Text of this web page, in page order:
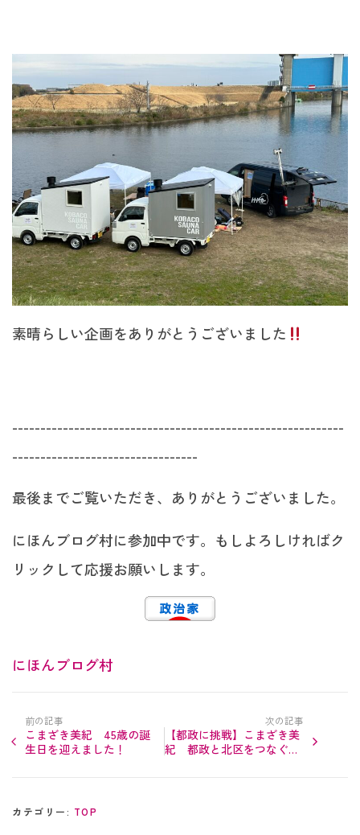
素晴らしい企画をありがとうございました
-----------------------------------------------------------
---------------------------------
最後までご覧いただき、ありがとうございました。
にほんブログ村に参加中です。もしよろしければク
リックして応援お願いします。
にほんブログ村
前の記事
こまざき美紀 45歳の誕
生日を迎えました！
次の記事
【都政に挑戦】こまざき美
紀 都政と北区をつなぐた
カテゴリー: TOP